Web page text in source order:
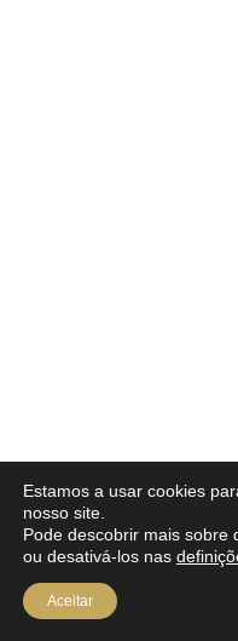
Estamos a usar cookies
nosso site.
Pode descobrir mais sobre
ou desativá-los nas
Aceitar